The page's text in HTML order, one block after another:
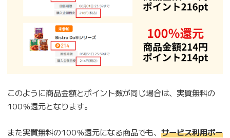
このように商品金額とポイント数が同じ場合は、実質無料の
100％還元となります。
また実質無料の100％還元になる商品でも、 サービス利用ボー